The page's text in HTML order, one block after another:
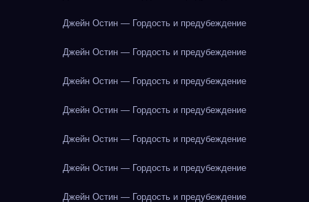
Джейн Остин — Гордость и предубеждение
Джейн Остин — Гордость и предубеждение
Джейн Остин — Гордость и предубеждение
Джейн Остин — Гордость и предубеждение
Джейн Остин — Гордость и предубеждение
Джейн Остин — Гордость и предубеждение
Джейн Остин — Гордость и предубеждение